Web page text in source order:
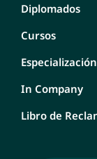
Diplomados
Cursos
Especialización
In Company
Libro de